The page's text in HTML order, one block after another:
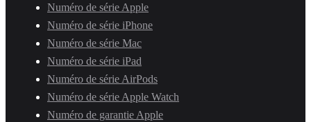
Numéro de série Apple
Numéro de série iPhone
Numéro de série Mac
Numéro de série iPad
Numéro de série AirPods
Numéro de série Apple Watch
Numéro de garantie Apple